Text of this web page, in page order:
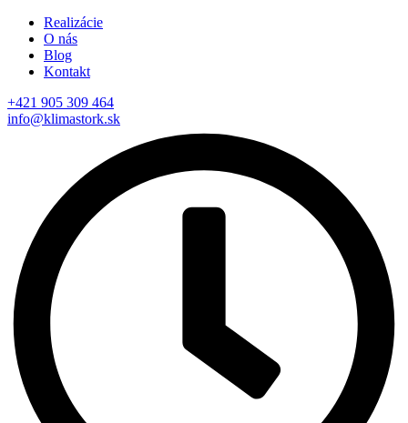
Realizácie
O nás
Blog
Kontakt
+421 905 309 464
info@klimastork.sk